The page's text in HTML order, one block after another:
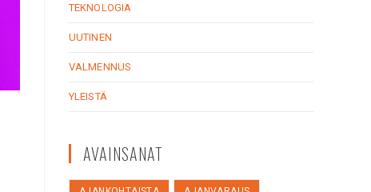
TEKNOLOGIA
UUTINEN
VALMENNUS
YLEISTÄ
AVAINSANAT